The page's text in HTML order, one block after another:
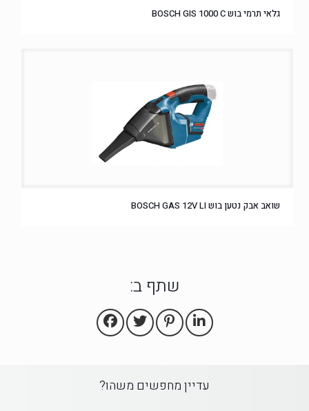
גלאי תרמי בוש BOSCH GIS 1000 C
שואב אבק נטען בוש BOSCH GAS 12V LI
שתף ב:
עדיין מחפשים משהו?